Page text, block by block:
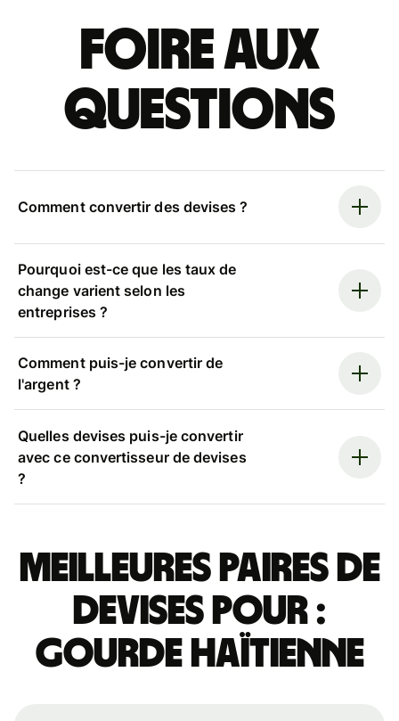
Foire aux
questions
Comment convertir des devises ?
Pourquoi est-ce que les taux de
change varient selon les
entreprises ?
Comment puis-je convertir de
l'argent ?
Quelles devises puis-je convertir
avec ce convertisseur de devises
?
Meilleures paires de
devises pour :
gourde haïtienne